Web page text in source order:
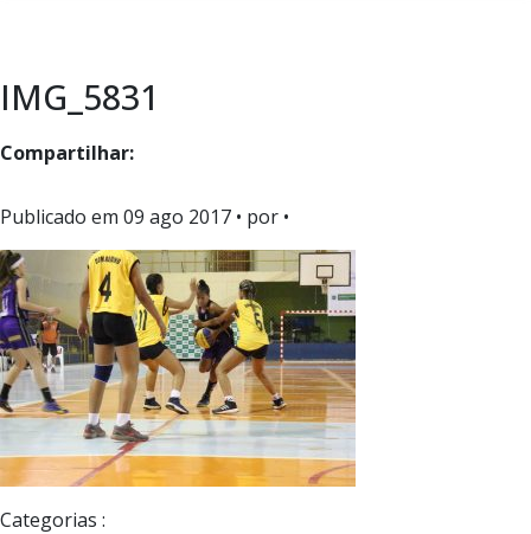
IMG_5831
Compartilhar:
Publicado em 09 ago 2017 • por •
Categorias :